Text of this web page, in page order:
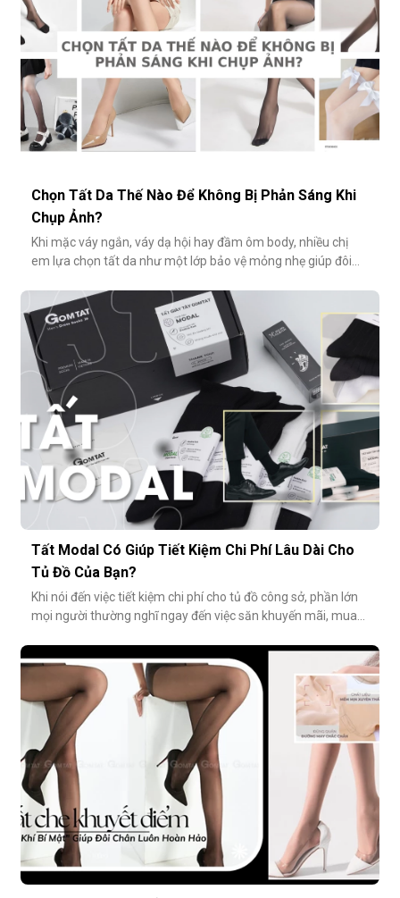
Chọn Tất Da Thế Nào Để Không Bị Phản Sáng Khi
Chụp Ảnh?
Khi mặc váy ngắn, váy dạ hội hay đầm ôm body, nhiều chị
em lựa chọn tất da như một lớp bảo vệ mỏng nhẹ giúp đôi
Tuy nhiên, không ít người gặp phải tình huống dở khóc dở
cười: đôi chân phản chiếu ánh sáng trắng loá trong ảnh, lộ rõ
lớp tất khiến
Tất Modal Có Giúp Tiết Kiệm Chi Phí Lâu Dài Cho
Tủ Đồ Của Bạn?
Khi nói đến việc tiết kiệm chi phí cho tủ đồ công sở, phần lớn
mọi người thường nghĩ ngay đến việc săn khuyến mãi, mua
cách tiết kiệm bền vững và tinh tế hơn rất nhiều: đầu tư vào
chất lượng từ những món nhỏ nhất. Cụ thể hơn, tất modal
không chỉ